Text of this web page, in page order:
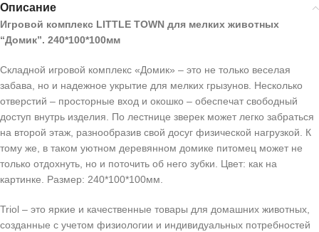
Описание
Игровой комплекс LITTLE TOWN для мелких животных
“Домик”. 240*100*100мм
Складной игровой комплекс «Домик» – это не только веселая
забава, но и надежное укрытие для мелких грызунов. Несколько
отверстий – просторные вход и окошко – обеспечат свободный
доступ внутрь изделия. По лестнице зверек может легко забраться
на второй этаж, разнообразив свой досуг физической нагрузкой. К
тому же, в таком уютном деревянном домике питомец может не
только отдохнуть, но и поточить об него зубки. Цвет: как на
картинке. Размер: 240*100*100мм.
Triol – это яркие и качественные товары для домашних животных,
созданные с учетом физиологии и индивидуальных потребностей